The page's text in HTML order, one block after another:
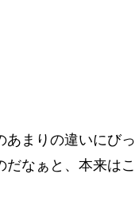
まりの違いにびっ
なぁと、本来はこ